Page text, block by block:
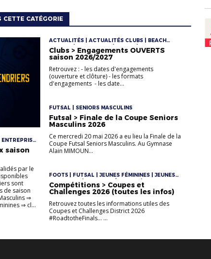
CATÉGORIE
| JEUNES
FÉMININES
|
U18 |
saison
par le
sont
de saison
⇒
⇒ cl...
ACTUALITÉS | ACTUALITÉS CLUBS | BEACH
SOCCER | ENTREPRISE | FOOT5 | FOOTBALL
D'ANIMATION | FOOTBALL DIVERSIFIÉ | FUTSAL |
JEUNES FÉMININES | JEUNES MASCULINS | LOISIR
| SENIORS | SENIORS FÉMININES | SENIORS
MASCULINS | U10/U11 | U10F/U11F | U12/U13 |
U12F/U13F | U12M/U13M | U14/U16/U18 | U6/U7 |
U8/U9 | VÉTÉRANS
Clubs > Engagements OUVERTS
saison 2026/2027
Retrouvez : - les dates d'engagements
(ouverture et clôture) - les formats
d'engagements - les date...
FUTSAL | SENIORS MASCULINS
Futsal > Finale de la Coupe Seniors
Masculins 2026
Ce mercredi 20 mai 2026 a eu lieu la Finale de la
Coupe Futsal Seniors Masculins. Au Gymnase
Alain MIMOUN...
FOOT5 | FUTSAL | JEUNES FÉMININES | JEUNES
MASCULINS | SENIORS FÉMININES | SENIORS
MASCULINS | U12/U13 | U12F/U13F | U12M/U13M |
U14/U16/U18
Compétitions > Coupes et
Challenges 2026 (toutes les infos)
Retrouvez toutes les informations utiles des
Coupes et Challenges District 2026
#RoadtotheFinals... ...